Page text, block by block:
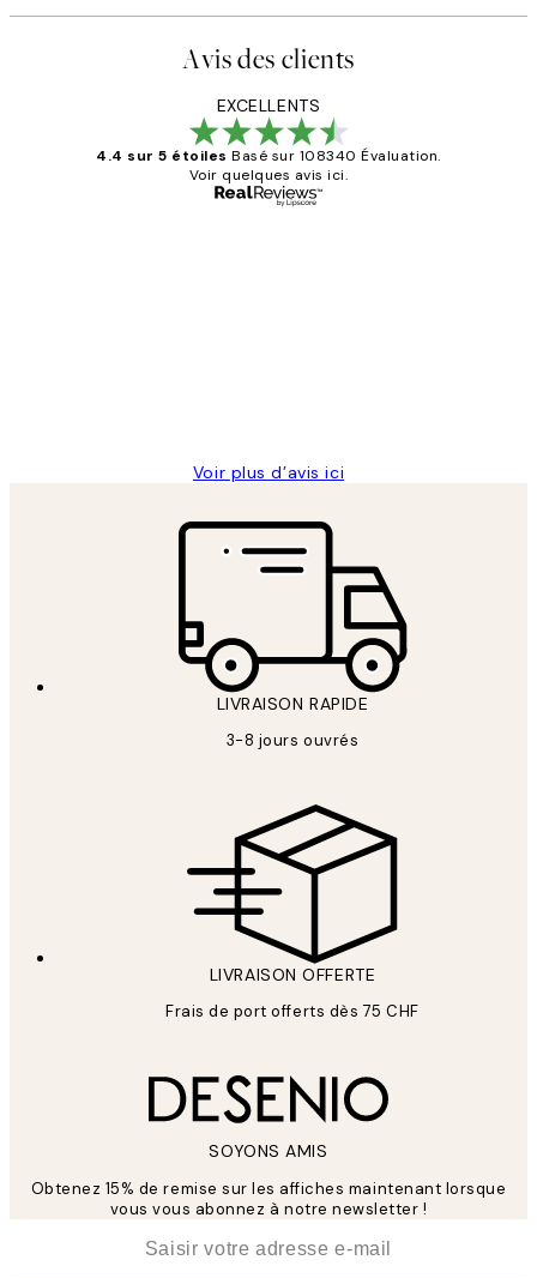
Avis des clients
EXCELLENTS
4.4 sur 5 étoiles Basé sur 108340 Évaluation.
Voir quelques avis ici.
Voir plus d’avis ici
LIVRAISON RAPIDE
3-8 jours ouvrés
LIVRAISON OFFERTE
Frais de port offerts dès 75 CHF
SOYONS AMIS
Obtenez 15% de remise sur les affiches maintenant lorsque
vous vous abonnez à notre newsletter !